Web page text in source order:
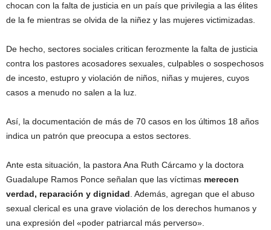
chocan con la falta de justicia en un país que privilegia a las élites
de la fe mientras se olvida de la niñez y las mujeres victimizadas.
De hecho, sectores sociales critican ferozmente la falta de justicia
contra los pastores acosadores sexuales, culpables o sospechosos
de incesto, estupro y violación de niños, niñas y mujeres, cuyos
casos a menudo no salen a la luz.
Así, la documentación de más de 70 casos en los últimos 18 años
indica un patrón que preocupa a estos sectores.
Ante esta situación, la pastora Ana Ruth Cárcamo y la doctora
Guadalupe Ramos Ponce señalan que las víctimas merecen
verdad, reparación y dignidad . Además, agregan que el abuso
sexual clerical es una grave violación de los derechos humanos y
una expresión del «poder patriarcal más perverso».